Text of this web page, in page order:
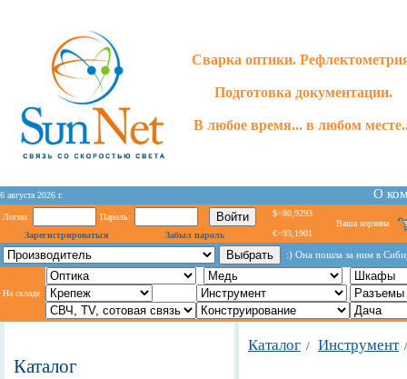
Сварка оптики.
Подготовка документации.
В любое время... в любом
6 августа 2026 г. О
Логин:
Пароль:
Зарегистрироваться
Забыл пароль
$=80,9293
€=93,1901
Ваша корзина
:) Oнa пoшлa зa ним в
На складе:
Каталог
Каталог / Инструмент